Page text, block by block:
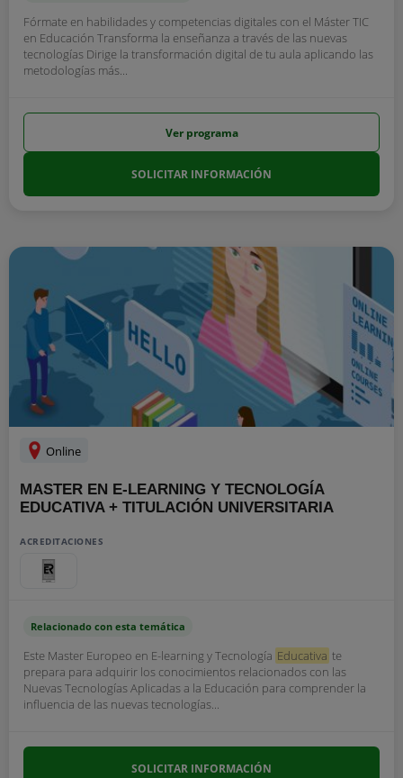
Fórmate en habilidades y competencias digitales con el Máster TIC
en Educación Transforma la enseñanza a través de las nuevas
tecnologías Dirige la transformación digital de tu aula aplicando las
metodologías más...
Ver programa
SOLICITAR INFORMACIÓN
Online
MASTER EN E-LEARNING Y TECNOLOGÍA
EDUCATIVA + TITULACIÓN UNIVERSITARIA
ACREDITACIONES
Relacionado con esta temática
Este Master Europeo en E-learning y Tecnología Educativa te
prepara para adquirir los conocimientos relacionados con las
Nuevas Tecnologías Aplicadas a la Educación para comprender la
influencia de las nuevas tecnologías...
SOLICITAR INFORMACIÓN